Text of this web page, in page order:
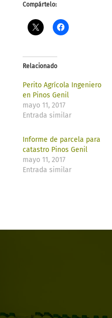
Compártelo:
Relacionado
Perito Agrícola Ingeniero
en Pinos Genil
mayo 11, 2017
Entrada similar
Informe de parcela para
catastro Pinos Genil
mayo 11, 2017
Entrada similar